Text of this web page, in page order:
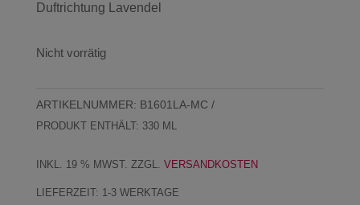
Duftrichtung Lavendel
Nicht vorrätig
ARTIKELNUMMER: B1601LA-MC
PRODUKT ENTHÄLT: 330 ML
INKL. 19 % MWST. ZZGL. VERSANDKOSTEN
LIEFERZEIT: 1-3 WERKTAGE